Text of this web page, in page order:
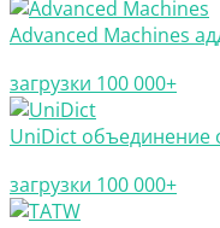
Advanced Machines
загрузки 100 000+
UniDict объединение
загрузки 100 000+